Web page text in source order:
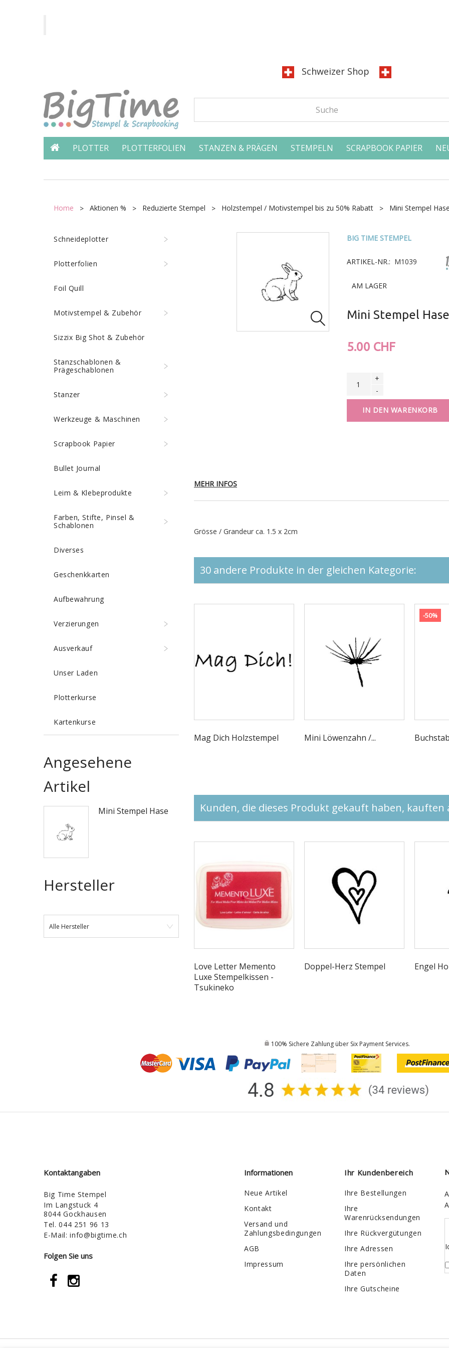
Schweizer Shop
PLOTTER PLOTTERFOLIEN STANZEN & PRÄGEN STEMPELN SCRAPBOOK PAPIER
Home Aktionen % Reduzierte Stempel Holzstempel / Motivstempel bis zu 50% Rabatt Mini Stempel

BIG TIME STEMPEL
ARTIKEL-NR.: M1039
AM LAGER
Mini Stempel Hase
5.00 CHF
+
-
IN DEN WARENKORB
MEHR INFOS
Grösse / Grandeur ca. 1.5 x 2cm
30 andere Produkte in der gleichen Kategorie:
Mag Dich Holzstempel Mini Löwenzahn /...
-50%
Kunden, die dieses Produkt gekauft haben, kauften
Love Letter Memento
Luxe Stempelkissen -
Tsukineko
Doppel-Herz Stempel Engel
Schneideplotter
Plotterfolien
Foil Quill
Motivstempel & Zubehör
Sizzix Big Shot & Zubehör
Stanzschablonen &
Prägeschablonen
Stanzer
Werkzeuge & Maschinen
Scrapbook Papier
Bullet Journal
Leim & Klebeprodukte
Farben, Stifte, Pinsel &
Schablonen
Diverses
Geschenkkarten
Aufbewahrung
Verzierungen
Ausverkauf
Unser Laden
Plotterkurse
Kartenkurse
Angesehene
Artikel
Mini Stempel Hase
Hersteller
Alle Hersteller
100% Sichere Zahlung über Six Payment Services.
Kontaktangaben
Big Time Stempel
Im Langstuck 4
8044 Gockhausen
Tel.044 251 96 13
E-Mail:info@bigtime.ch
Folgen Sie uns
Informationen
Neue Artikel
Kontakt
Versand und
Zahlungsbedingungen
AGB
Impressum
Ihr Kundenbereich
Ihre Bestellungen
Ihre
Warenrücksendungen
Ihre Rückvergütungen
Ihre Adressen
Ihre persönlichen
Daten
Ihre Gutscheine